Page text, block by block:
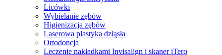
Licówki
Wybielanie zębów
Higienizacja zębów
Laserowa plastyka dziąsła
Ortodoncja
Leczenie nakładkami Invisalign i skaner iTero